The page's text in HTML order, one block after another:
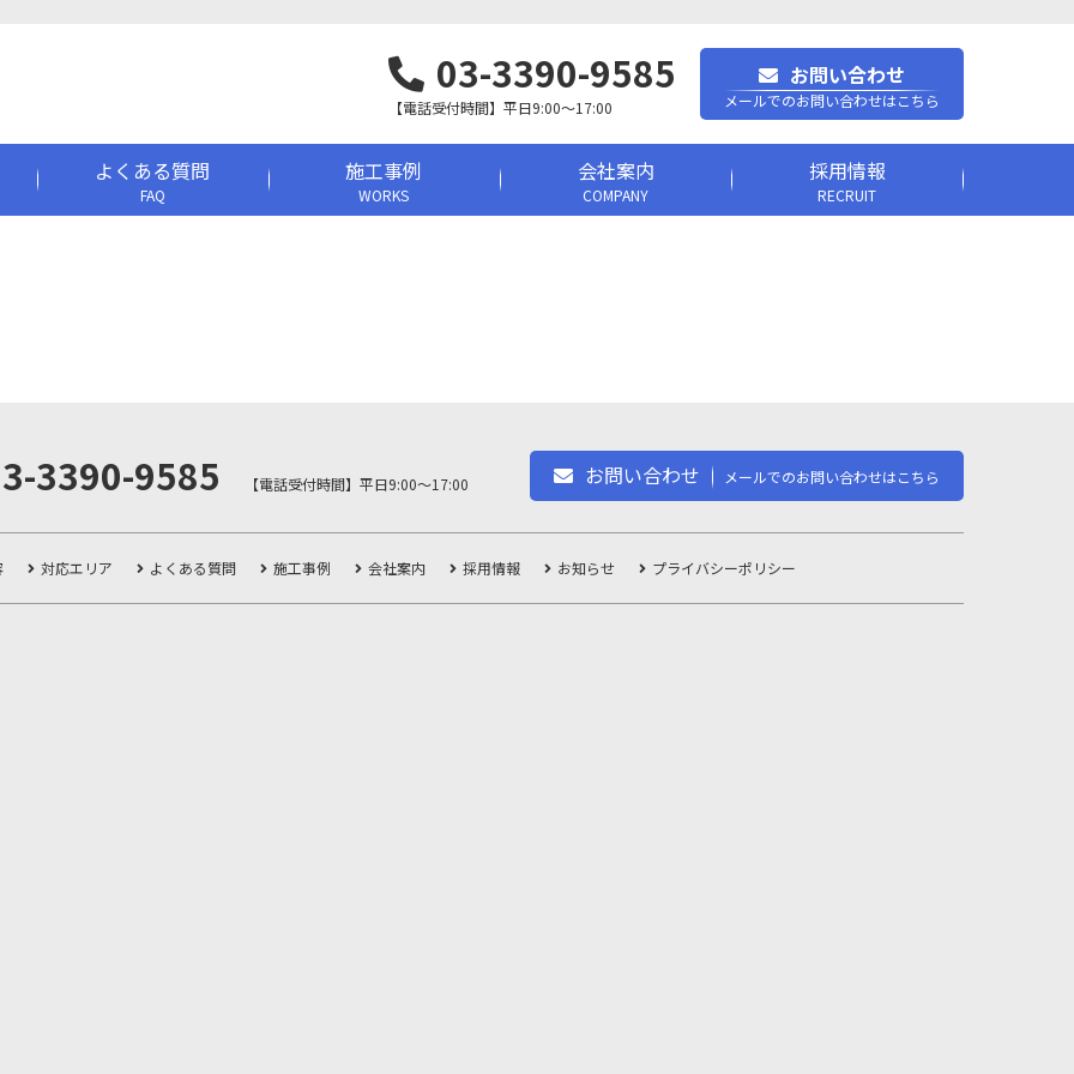
03-3390-9585
【電話受付時間】平日9:00～17:00
お問い合わせ
メールでのお問い合わせはこちら
よくある質問
FAQ
施工事例
WORKS
会社案内
COMPANY
採用情報
RECRUIT
3390-9585 【電話受付時間】平日9:00～17:00 お問い合わせ メールでのお問い合わせはこちら
対応エリア よくある質問 施工事例 会社案内 採用情報 お知らせ プライバシーポリシー